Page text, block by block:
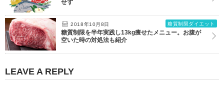
せず
2018年10月8日 糖質制限ダイエット
糖質制限を半年実践し13kg痩せたメニュー。お腹が
空いた時の対処法も紹介
LEAVE A REPLY